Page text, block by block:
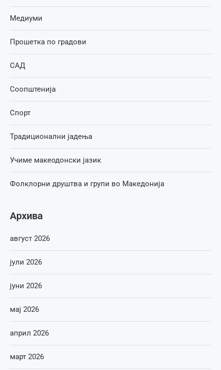
Медиуми
Прошетка по градови
САД
Соопштенија
Спорт
Традиционални јадења
Учиме макеодонски јазик
Фолклорни друштва и групи во Македонија
Архива
август 2026
јули 2026
јуни 2026
мај 2026
април 2026
март 2026